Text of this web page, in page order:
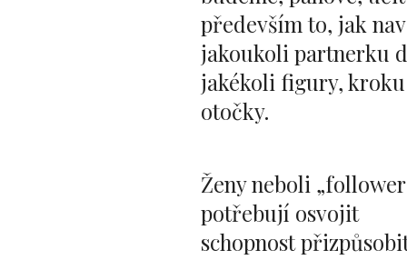
především to, jak
jakoukoli partnerku
jakékoli figury,
otočky.
Ženy neboli
potřebují osvojit
schopnost